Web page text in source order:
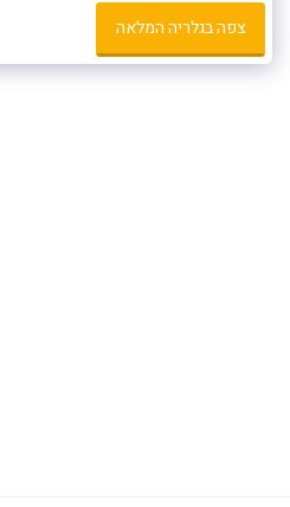
צפה בגלריה המלאה